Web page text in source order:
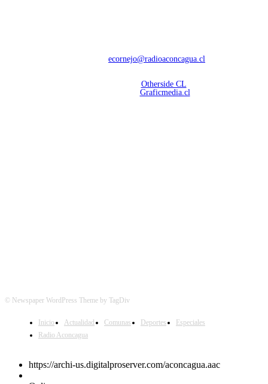
ecornejo@radioaconcagua.cl
Otherside CL
Graficmedia.cl
© Newspaper WordPress Theme by TagDiv
Inicio Actualidad Comunas Deportes
Especiales
Radio Aconcagua
https://archi-us.digitalproserver.com/aconcagua.aac